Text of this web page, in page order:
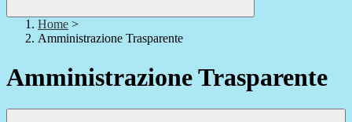
Home >
Amministrazione Trasparente
Amministrazione Trasparente